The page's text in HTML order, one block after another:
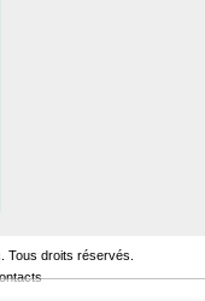
Tous droits réservés.